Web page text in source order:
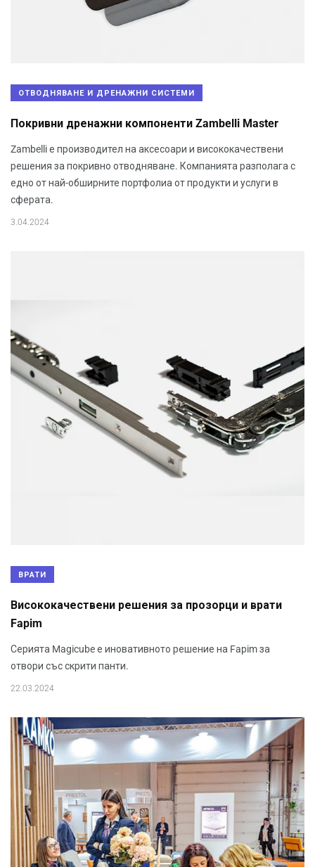
ОТВОДНЯВАНЕ И ДРЕНАЖНИ СИСТЕМИ
Покривни дренажни компоненти Zambelli Master
Zambelli е производител на аксесоари и висококачествени
решения за покривно отводняване. Компанията разполага с
едно от най-обширните портфолиа от продукти и услуги в
сферата.
3.04.2024
ВРАТИ
Висококачествени решения за прозорци и врати
Fapim
Серията Magicube е иновативното решение на Fapim за
отвори със скрити панти.
22.03.2024